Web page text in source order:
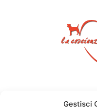
Gestisci